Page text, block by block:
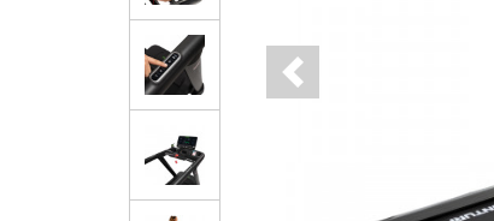
Previous